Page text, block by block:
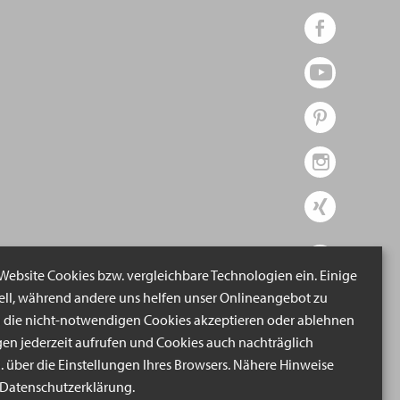
Cookies bzw. vergleichbare Technologien ein. Einige
während andere uns helfen unser Onlineangebot zu
die nicht-notwendigen Cookies akzeptieren oder ablehnen
jederzeit aufrufen und Cookies auch nachträglich
über die Einstellungen Ihres Browsers. Nähere Hinweise